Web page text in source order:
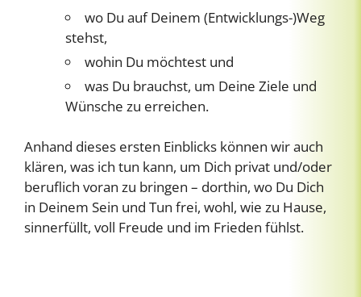
wo Du auf Deinem (Entwicklungs-)Weg
stehst,
wohin Du möchtest und
was Du brauchst, um Deine Ziele und
Wünsche zu erreichen.
Anhand dieses ersten Einblicks können wir auch
klären, was ich tun kann, um Dich privat und/oder
beruflich voran zu bringen – dorthin, wo Du Dich
in Deinem Sein und Tun frei, wohl, wie zu Hause,
sinnerfüllt, voll Freude und im Frieden fühlst.